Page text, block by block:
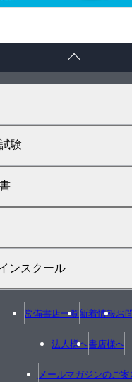
験
ンスクール
常備書店一覧新着情報お
法人様へ書店様へ
メールマガジンのご案